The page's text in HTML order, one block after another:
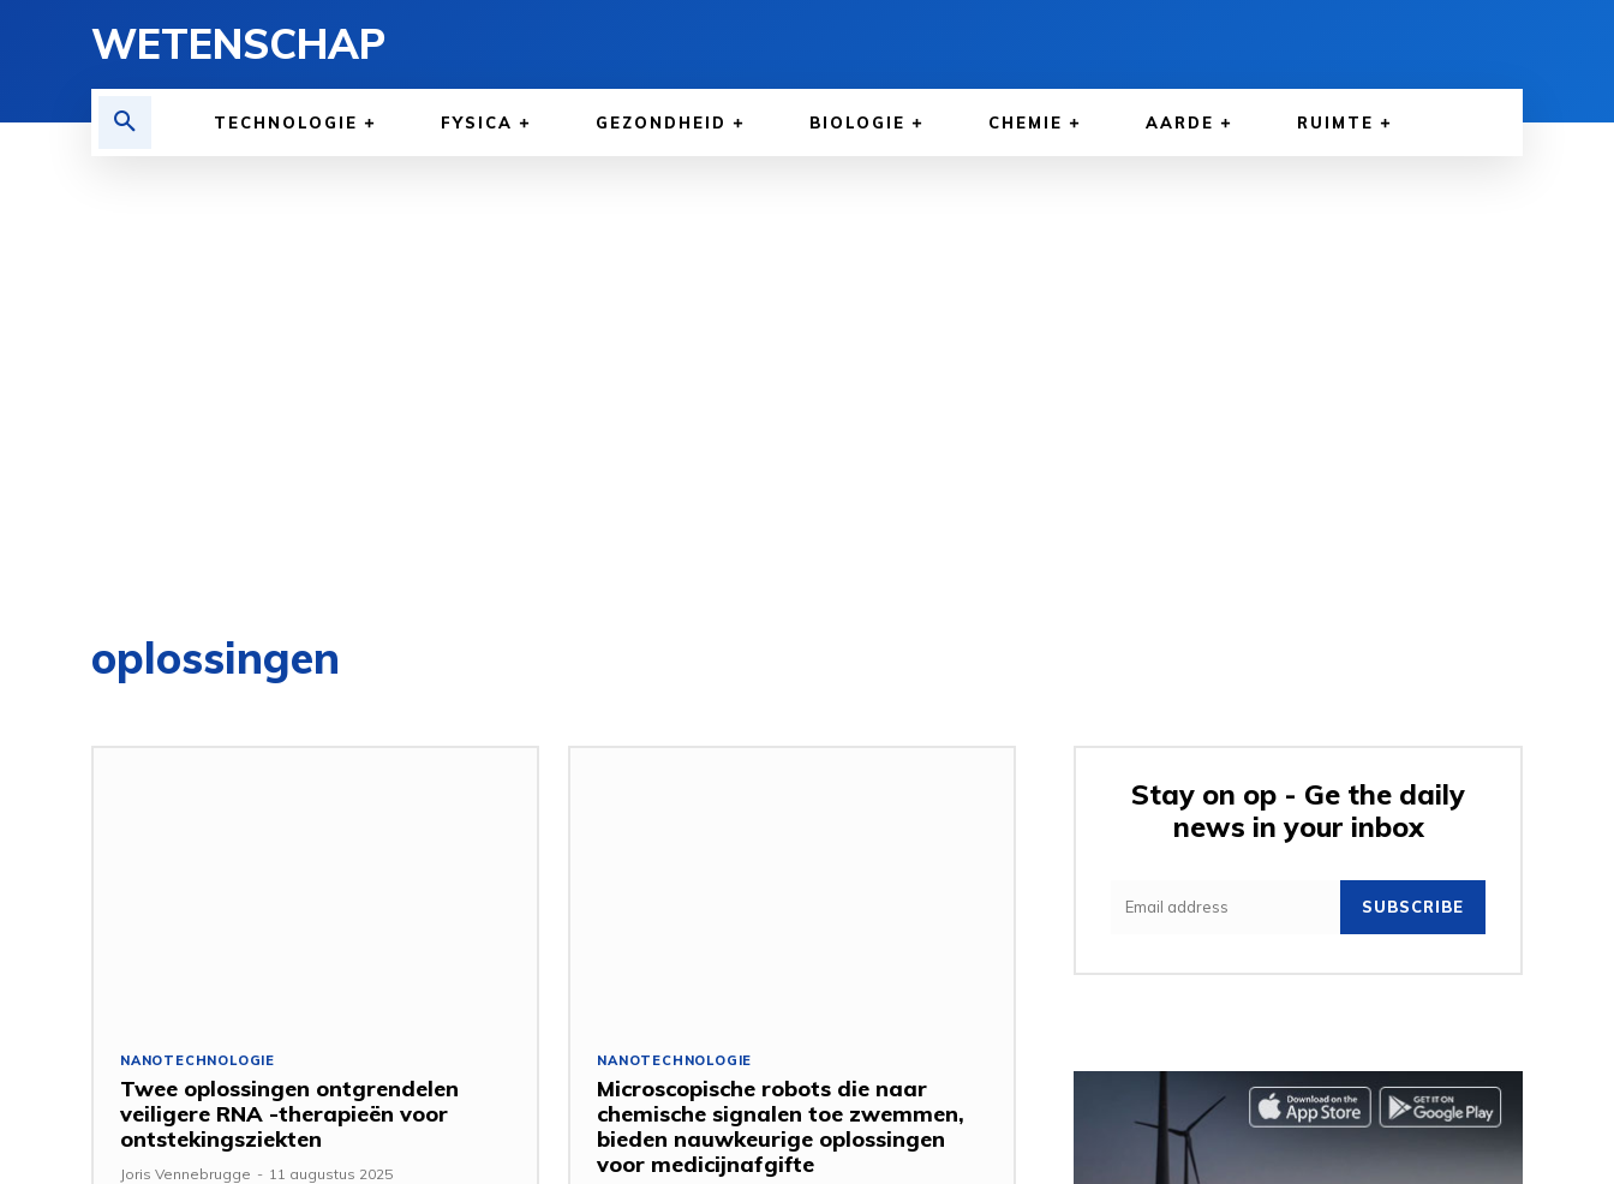
WETENSCHAP
TECHNOLOGIE FYSICA GEZONDHEID BIOLOGIE CHEMIE AARDE RUIMTE
oplossingen
NANOTECHNOLOGIE
Twee oplossingen ontgrendelen
veiligere RNA -therapieën voor
ontstekingsziekten
Joris Vennebrugge - 11 augustus 2025
NANOTECHNOLOGIE
Microscopische robots die naar
chemische signalen toe zwemmen,
bieden nauwkeurige oplossingen
voor medicijnafgifte
Stay on op - Ge the daily
news in your inbox
SUBSCRIBE